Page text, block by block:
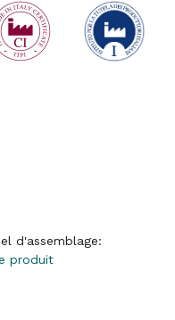
d'assemblage:
produit